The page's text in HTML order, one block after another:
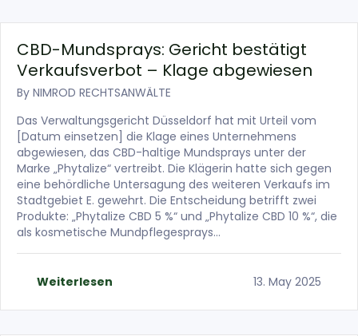
CBD-Mundsprays: Gericht bestätigt
Verkaufsverbot – Klage abgewiesen
By NIMROD RECHTSANWÄLTE
Das Verwaltungsgericht Düsseldorf hat mit Urteil vom
[Datum einsetzen] die Klage eines Unternehmens
abgewiesen, das CBD-haltige Mundsprays unter der
Marke „Phytalize“ vertreibt. Die Klägerin hatte sich gegen
eine behördliche Untersagung des weiteren Verkaufs im
Stadtgebiet E. gewehrt. Die Entscheidung betrifft zwei
Produkte: „Phytalize CBD 5 %“ und „Phytalize CBD 10 %“, die
als kosmetische Mundpflegesprays…
Weiterlesen 13. May 2025